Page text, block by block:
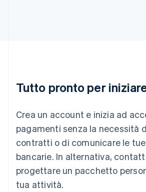
Tutto pronto per
Crea un account e inizia ad
pagamenti senza la necessità
contratti o di comunicare le
bancarie. In alternativa,
progettare un pacchetto
tua attività.
Lituania
Lussemburgo
Deutsch English
Malaysia
English 简体中文
Malta
Messico
EspañolEnglish